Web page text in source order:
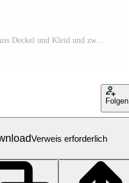
ai generiert jung Frau mit Abschluss Deckel und Kleid und zwei Daumen oben isoliert auf transparent Hintergrund Kostenloses PNG
Folgen
Verweis erforderlich